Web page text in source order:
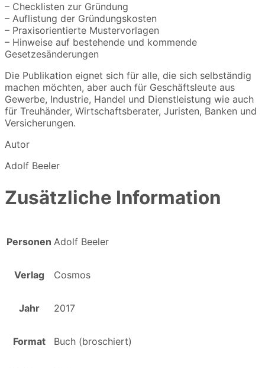
– Checklisten zur Gründung
– Auflistung der Gründungskosten
– Praxisorientierte Mustervorlagen
– Hinweise auf bestehende und kommende
Gesetzesänderungen
Die Publikation eignet sich für alle, die sich selbständig
machen möchten, aber auch für Geschäftsleute aus
Gewerbe, Industrie, Handel und Dienstleistung wie auch
für Treuhänder, Wirtschaftsberater, Juristen, Banken und
Versicherungen.
Autor
Adolf Beeler
Zusätzliche Information
Personen Adolf Beeler
Verlag Cosmos
Jahr 2017
Format Buch (broschiert)